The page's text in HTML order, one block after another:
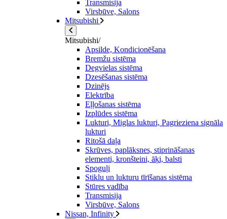
Transmisija
Virsbūve, Salons
Mitsubishi
Mitsubishi/
Apsilde, Kondicionēšana
Bremžu sistēma
Degvielas sistēma
Dzesēšanas sistēma
Dzinējs
Elektrība
Eļļošanas sistēma
Izplūdes sistēma
Lukturi, Miglas lukturi, Pagrieziena signāla
lukturi
Ritošā daļa
Skrūves, paplāksnes, stiprināšanas
elementi, kronšteini, āķi, balsti
Spoguļi
Stiklu un lukturu tīrīšanas sistēma
Stūres vadība
Transmisija
Virsbūve, Salons
Nissan, Infinity